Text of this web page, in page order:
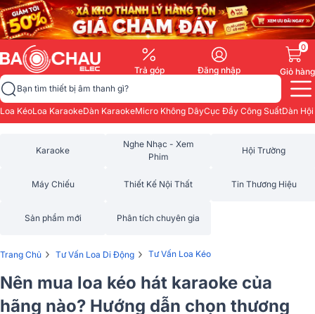
Trả góp Đăng nhập
0
Giỏ hàng
Bạn tìm thiết bị âm thanh gì?
Loa KéoLoa KaraokeDàn KaraokeMicro Không DâyCục Đẩy Công SuấtDàn
Karaoke
Nghe Nhạc - Xem
Phim
Hội Trường
Máy Chiếu Thiết Kế Nội Thất Tin Thương Hiệu
Sản phẩm mới Phân tích chuyên gia
Trang Chủ › Tư Vấn Loa Di Động › Tư Vấn Loa Kéo
Nên mua loa kéo hát karaoke của
hãng nào? Hướng dẫn chọn thương